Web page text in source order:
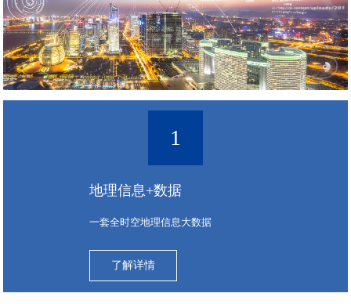
1
地理信息+数据
一套全时空地理信息大数据
了解详情